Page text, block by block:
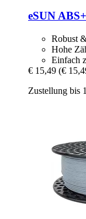
eSUN
Robust
Hohe
Einfach
€ 15,49 (€
Zustellung bis